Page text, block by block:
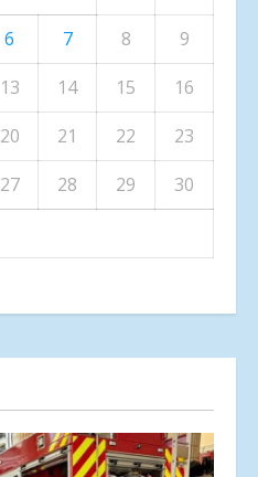
6 7 8
9
13 14 15
16
20 21 22
23
27 28 29
30